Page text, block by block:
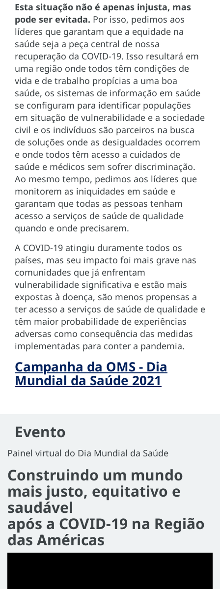
Esta situação não é apenas injusta, mas
pode ser evitada. Por isso, pedimos aos
líderes que garantam que a equidade na
saúde seja a peça central de nossa
recuperação da COVID-19. Isso resultará em
uma região onde todos têm condições de
vida e de trabalho propícias a uma boa
saúde, os sistemas de informação em saúde
se configuram para identificar populações
em situação de vulnerabilidade e a sociedade
civil e os indivíduos são parceiros na busca
de soluções onde as desigualdades ocorrem
e onde todos têm acesso a cuidados de
saúde e médicos sem sofrer discriminação.
Ao mesmo tempo, pedimos aos líderes que
monitorem as iniquidades em saúde e
garantam que todas as pessoas tenham
acesso a serviços de saúde de qualidade
quando e onde precisarem.
A COVID-19 atingiu duramente todos os
países, mas seu impacto foi mais grave nas
comunidades que já enfrentam
vulnerabilidade significativa e estão mais
expostas à doença, são menos propensas a
ter acesso a serviços de saúde de qualidade e
têm maior probabilidade de experiências
adversas como consequência das medidas
implementadas para conter a pandemia.
Campanha da OMS - Dia
Mundial da Saúde 2021
Evento
Painel virtual do Dia Mundial da Saúde
Construindo um mundo
mais justo, equitativo e
saudável
após a COVID-19 na Região
das Américas